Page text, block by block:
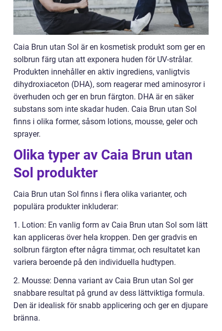
Caia Brun utan Sol är en kosmetisk produkt som ger en
solbrun färg utan att exponera huden för UV-strålar.
Produkten innehåller en aktiv ingrediens, vanligtvis
dihydroxiaceton (DHA), som reagerar med aminosyror i
överhuden och ger en brun färgton. DHA är en säker
substans som inte skadar huden. Caia Brun utan Sol
finns i olika former, såsom lotions, mousse, geler och
sprayer.
Olika typer av Caia Brun utan
Sol produkter
Caia Brun utan Sol finns i flera olika varianter, och
populära produkter inkluderar:
1. Lotion: En vanlig form av Caia Brun utan Sol som lätt
kan appliceras över hela kroppen. Den ger gradvis en
solbrun färgton efter några timmar, och resultatet kan
variera beroende på den individuella hudtypen.
2. Mousse: Denna variant av Caia Brun utan Sol ger
snabbare resultat på grund av dess lättviktiga formula.
Den är idealisk för snabb applicering och ger en djupare
bränna.